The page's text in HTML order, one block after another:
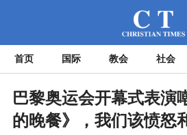
首页 国际 教会 社会
巴黎奥运会开幕式表演
的晚餐》，我们该愤怒